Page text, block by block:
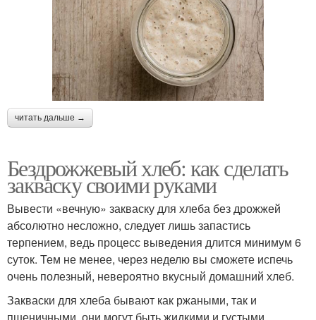
читать дальше →
Бездрожжевый хлеб: как сделать
закваску своими руками
Вывести «вечную» закваску для хлеба без дрожжей
абсолютно несложно, следует лишь запастись
терпением, ведь процесс выведения длится минимум 6
суток. Тем не менее, через неделю вы сможете испечь
очень полезный, невероятно вкусный домашний хлеб.
Закваски для хлеба бывают как ржаными, так и